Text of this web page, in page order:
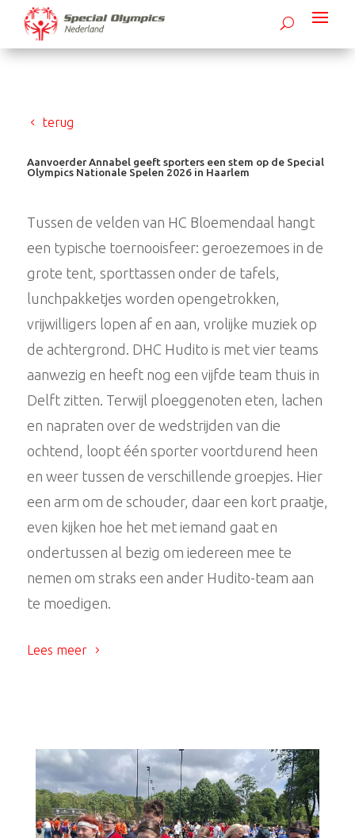
terug
Aanvoerder Annabel geeft sporters een stem op de Special
Olympics Nationale Spelen 2026 in Haarlem
Tussen de velden van HC Bloemendaal hangt
een typische toernooisfeer: geroezemoes in de
grote tent, sporttassen onder de tafels,
lunchpakketjes worden opengetrokken,
vrijwilligers lopen af en aan, vrolijke muziek op
de achtergrond. DHC Hudito is met vier teams
aanwezig en heeft nog een vijfde team thuis in
Delft zitten. Terwijl ploeggenoten eten, lachen
en napraten over de wedstrijden van die
ochtend, loopt één sporter voortdurend heen
en weer tussen de verschillende groepjes. Hier
een arm om de schouder, daar een kort praatje,
even kijken hoe het met iemand gaat en
ondertussen al bezig om iedereen mee te
nemen om straks een ander Hudito-team aan
te moedigen.
Lees meer